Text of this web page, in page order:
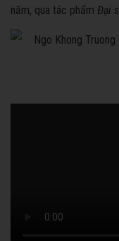
năm, qua tác phẩm Đại